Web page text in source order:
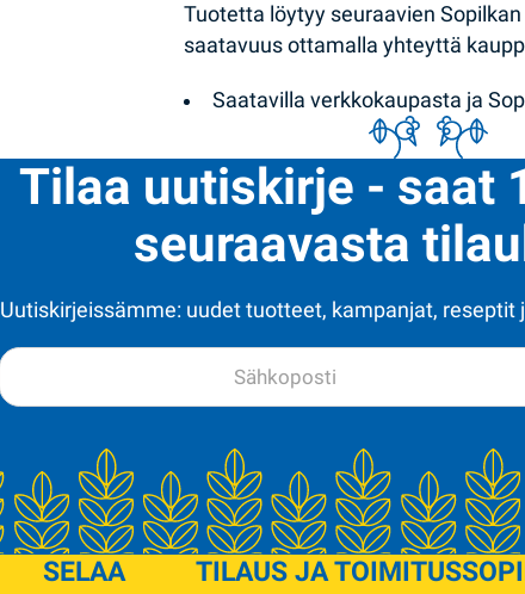
Tuotetta löytyy seuraavien
saatavuus ottamalla yhteyttä
Saatavilla verkkokaupasta ja
Tilaa uutiskirje - saat
seuraavasta
Uutiskirjeissämme: uudet tuotteet, kampanjat, reseptit
SELAA TILAUS JA TOIMITUS